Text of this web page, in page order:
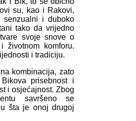
su, kao i Rakovi,
senzualni i duboko
tako da vrijedno
svoje snove o
životnom komforu.
i tradiciju.
kombinacija, zato
prisebnost i
i osjećajnost. Zbog
savršeno se
šta je onoj drugoj